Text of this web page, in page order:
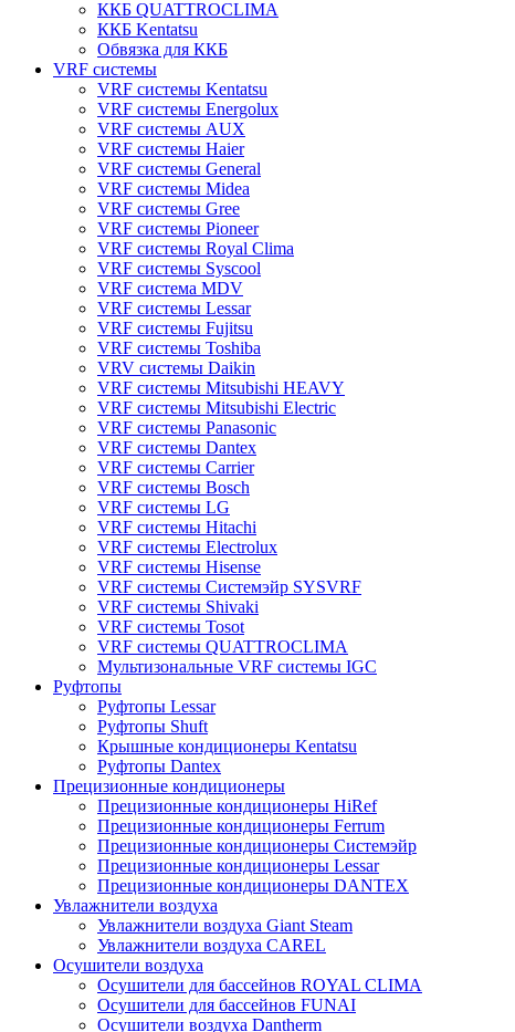
ККБ QUATTROCLIMA
ККБ Kentatsu
Обвязка для ККБ
VRF системы
VRF системы Kentatsu
VRF системы Energolux
VRF системы AUX
VRF системы Haier
VRF системы General
VRF системы Midea
VRF системы Gree
VRF системы Pioneer
VRF системы Royal Clima
VRF системы Syscool
VRF система MDV
VRF системы Lessar
VRF системы Fujitsu
VRF системы Toshiba
VRV системы Daikin
VRF системы Mitsubishi HEAVY
VRF системы Mitsubishi Electric
VRF системы Panasonic
VRF системы Dantex
VRF системы Carrier
VRF системы Bosch
VRF системы LG
VRF системы Hitachi
VRF системы Electrolux
VRF системы Hisense
VRF системы Системэйр SYSVRF
VRF системы Shivaki
VRF системы Tosot
VRF системы QUATTROCLIMA
Мультизональные VRF системы IGC
Руфтопы
Руфтопы Lessar
Руфтопы Shuft
Крышные кондиционеры Kentatsu
Руфтопы Dantex
Прецизионные кондиционеры
Прецизионные кондиционеры HiRef
Прецизионные кондиционеры Ferrum
Прецизионные кондиционеры Системэйр
Прецизионные кондиционеры Lessar
Прецизионные кондиционеры DANTEX
Увлажнители воздуха
Увлажнители воздуха Giant Steam
Увлажнители воздуха CAREL
Осушители воздуха
Осушители для бассейнов ROYAL CLIMA
Осушители для бассейнов FUNAI
Осушители воздуха Dantherm